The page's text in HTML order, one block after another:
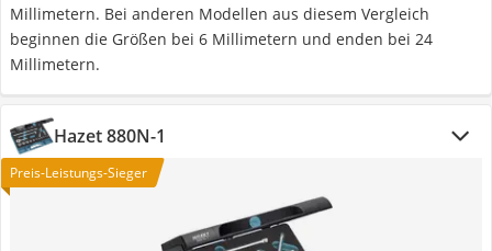
Millimetern. Bei anderen Modellen aus diesem Vergleich
beginnen die Größen bei 6 Millimetern und enden bei 24
Millimetern.
Hazet 880N-1
Preis-Leistungs-Sieger